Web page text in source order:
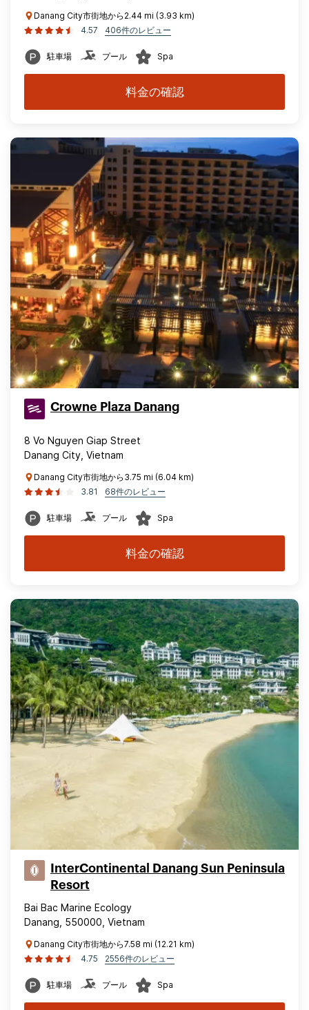
Danang City市街地から2.44 mi (3.93 km)
4.57
406件のレビュー
駐車場 プール Spa
料金の確認
Crowne Plaza Danang
8 Vo Nguyen Giap Street
Danang City, Vietnam
Danang City市街地から3.75 mi (6.04 km)
3.81
68件のレビュー
駐車場 プール Spa
料金の確認
InterContinental Danang Sun Peninsula
Resort
Bai Bac Marine Ecology
Danang, 550000, Vietnam
Danang City市街地から7.58 mi (12.21 km)
4.75
2556件のレビュー
駐車場 プール Spa